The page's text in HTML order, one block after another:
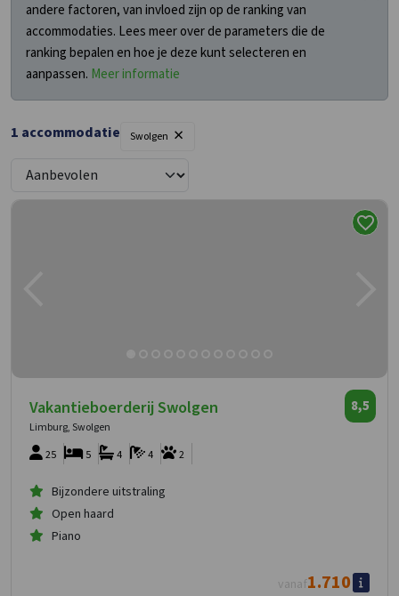
andere factoren, van invloed zijn op de ranking van
accommodaties. Lees meer over de parameters die de
ranking bepalen en hoe je deze kunt selecteren en
aanpassen. Meer informatie
1 accommodatie Swolgen ×
Vakantieboerderij Swolgen
Limburg, Swolgen
8,5
25 2
4
4
5
Bijzondere uitstraling
Open haard
Piano
vanaf1.710